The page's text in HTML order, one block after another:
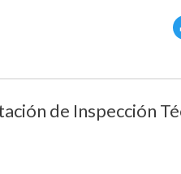
de Inspección